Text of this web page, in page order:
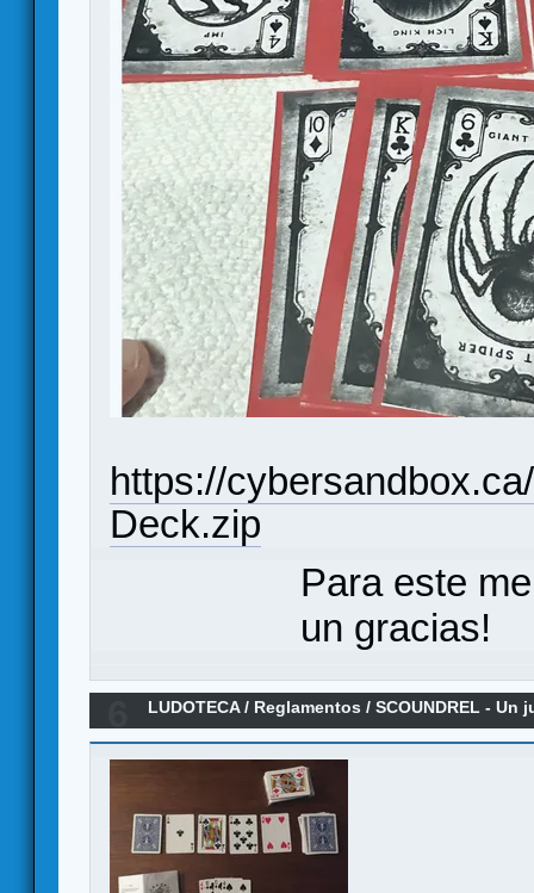
https://
Deck.zip
Para este
un gracias!
LUDOTECA/ Reglamentos /SCOUNDREL - Un